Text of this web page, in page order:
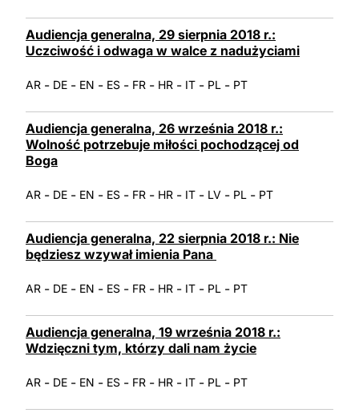
Audiencja generalna, 29 sierpnia 2018 r.:
Uczciwość i odwaga w walce z nadużyciami
AR - DE - EN - ES - FR - HR - IT - PL - PT
Audiencja generalna, 26 września 2018 r.:
Wolność potrzebuje miłości pochodzącej od
Boga
AR - DE - EN - ES - FR - HR - IT - LV - PL - PT
Audiencja generalna, 22 sierpnia 2018 r.: Nie
będziesz wzywał imienia Pana
AR - DE - EN - ES - FR - HR - IT - PL - PT
Audiencja generalna, 19 września 2018 r.:
Wdzięczni tym, którzy dali nam życie
AR - DE - EN - ES - FR - HR - IT - PL - PT